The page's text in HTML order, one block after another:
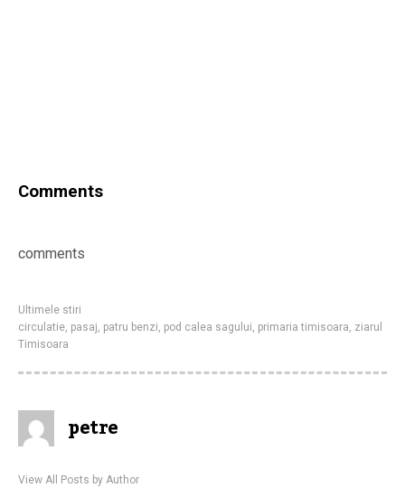
Comments
comments
Ultimele stiri
circulatie, pasaj, patru benzi, pod calea sagului, primaria timisoara, ziarul
Timisoara
petre
View All Posts by Author